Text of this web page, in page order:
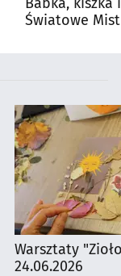
Światowe
Warsztaty
24.06.2026